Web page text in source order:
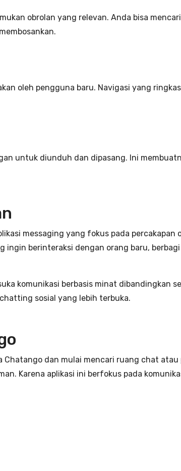
obrolan yang relevan. Anda bisa
oleh pengguna baru. Navigasi yang
untuk diunduh dan dipasang. Ini
messaging yang fokus pada percakapan
ingin berinteraksi dengan orang baru,
komunikasi berbasis minat dibandingkan
sosial yang lebih terbuka.
Chatango dan mulai mencari ruang chat
Karena aplikasi ini berfokus pada